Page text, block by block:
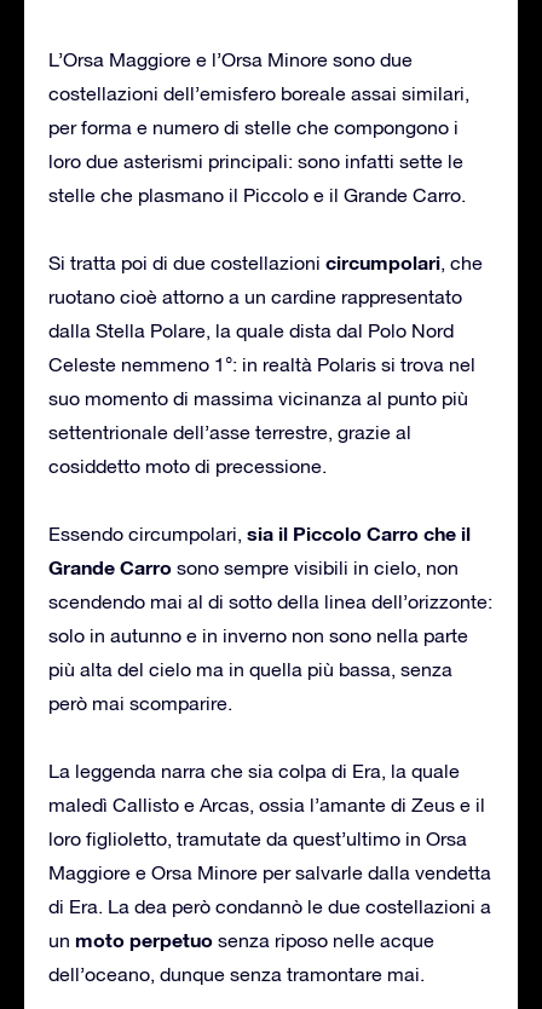
L’Orsa Maggiore e l’Orsa Minore sono due
costellazioni dell’emisfero boreale assai similari,
per forma e numero di stelle che compongono i
loro due asterismi principali: sono infatti sette le
stelle che plasmano il Piccolo e il Grande Carro.
Si tratta poi di due costellazioni circumpolari, che
ruotano cioè attorno a un cardine rappresentato
dalla Stella Polare, la quale dista dal Polo Nord
Celeste nemmeno 1°: in realtà Polaris si trova nel
suo momento di massima vicinanza al punto più
settentrionale dell’asse terrestre, grazie al
cosiddetto moto di precessione.
Essendo circumpolari, sia il Piccolo Carro che il
Grande Carro sono sempre visibili in cielo, non
scendendo mai al di sotto della linea dell’orizzonte:
solo in autunno e in inverno non sono nella parte
più alta del cielo ma in quella più bassa, senza
però mai scomparire.
La leggenda narra che sia colpa di Era, la quale
maledì Callisto e Arcas, ossia l’amante di Zeus e il
loro figlioletto, tramutate da quest’ultimo in Orsa
Maggiore e Orsa Minore per salvarle dalla vendetta
di Era. La dea però condannò le due costellazioni a
un moto perpetuo senza riposo nelle acque
dell’oceano, dunque senza tramontare mai.